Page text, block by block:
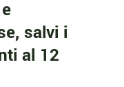
salvi i
al 12